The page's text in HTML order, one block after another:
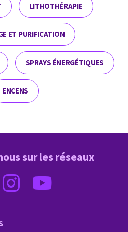
LITHOTHÉRAPIE
ET PURIFICATION
SPRAYS ÉNERGÉTIQUES
ENCENS
sur les réseaux